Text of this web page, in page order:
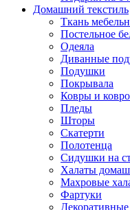
Домашний текстиль
Ткань
Постельное
Одеяла
Диванные
Подушки
Покрывала
Ковры и
Пледы
Шторы
Скатерти
Полотенца
Сидушки на
Халаты
Махровые
Фартуки